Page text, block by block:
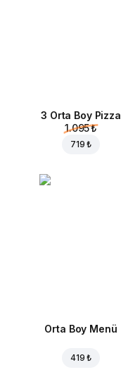
3 Orta Boy Pizza
1.095 ₺
719 ₺
Orta Boy Menü
419 ₺